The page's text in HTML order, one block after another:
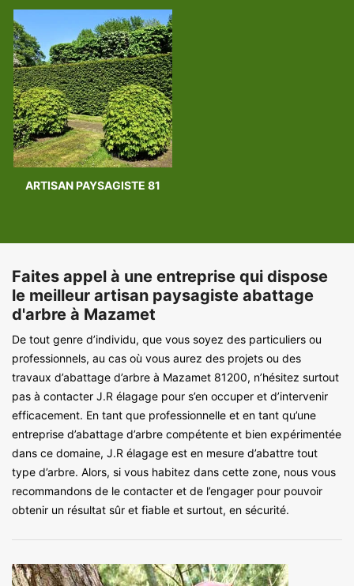
ARTISAN PAYSAGISTE 81
Faites appel à une entreprise qui dispose
le meilleur artisan paysagiste abattage
d'arbre à Mazamet
De tout genre d’individu, que vous soyez des particuliers ou
professionnels, au cas où vous aurez des projets ou des
travaux d’abattage d’arbre à Mazamet 81200, n’hésitez surtout
pas à contacter J.R élagage pour s’en occuper et d’intervenir
efficacement. En tant que professionnelle et en tant qu’une
entreprise d’abattage d’arbre compétente et bien expérimentée
dans ce domaine, J.R élagage est en mesure d’abattre tout
type d’arbre. Alors, si vous habitez dans cette zone, nous vous
recommandons de le contacter et de l’engager pour pouvoir
obtenir un résultat sûr et fiable et surtout, en sécurité.